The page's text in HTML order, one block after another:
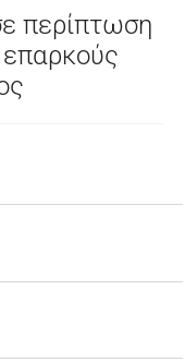
περίπτωση
επαρκούς